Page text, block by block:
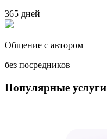
365 дней
Общение с автором
без посредников
Популярные услуги